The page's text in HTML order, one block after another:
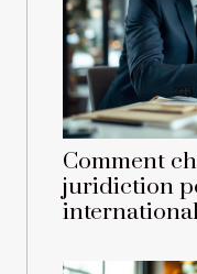
Comment
juridiction